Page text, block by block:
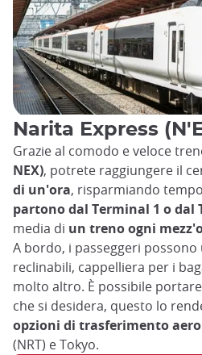
Narita Express
Grazie al comodo e veloce
NEX), potrete raggiungere il
di un'ora, risparmiando
partono dal Terminal 1 o dal
media di un treno ogni
A bordo, i passeggeri
reclinabili, cappelliera per i
molto altro. È possibile
che si desidera, questo lo
opzioni di trasferimento
(NRT) e Tokyo.